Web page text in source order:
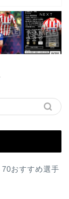
70おすすめ選手